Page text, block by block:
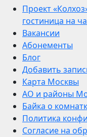
Проект
гостиница на
Вакансии
Абонементы
Блог
Добавить
Карта Москвы
АО и районы
Байка о
Политика
Согласие на